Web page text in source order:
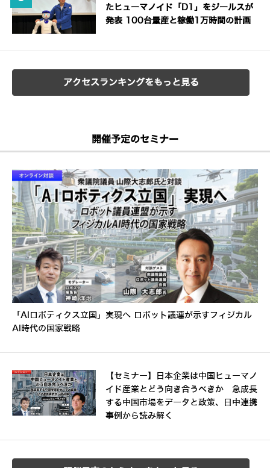
たヒューマノイド「D1」をジールスが
発表 100台量産と稼働1万時間の計画
アクセスランキングをもっと見る
開催予定のセミナー
「AIロボティクス立国」実現へ ロボット議連が示すフィジカル
AI時代の国家戦略
【セミナー】日本企業は中国ヒューマノ
イド産業とどう向き合うべきか 急成長
する中国市場をデータと政策、日中連携
事例から読み解く